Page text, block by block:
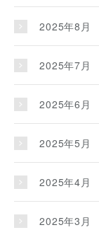
2025年8月
2025年7月
2025年6月
2025年5月
2025年4月
2025年3月